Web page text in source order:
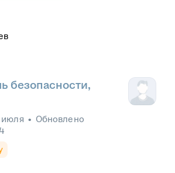
безопасности,
июля • Обновлено